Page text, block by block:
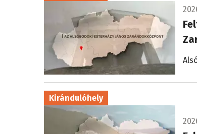
Kirándulóhely